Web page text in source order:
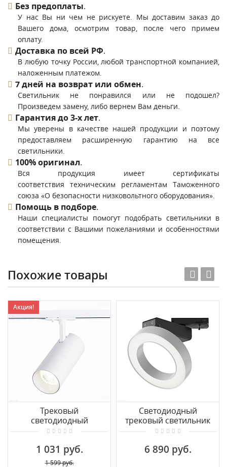
Без предоплаты.
У нас Вы ни чем не рискуете. Мы доставим заказ до
Вашего дома, осмотрим товар, после чего примем
оплату.
Доставка по всей РФ.
В любую точку России, любой транспортной компанией,
наложенным платежом.
7 дней на возврат или обмен.
Светильник не понравился или не подошел?
Произведем замену, либо вернем Вам деньги.
Гарантия до 3-х лет.
Мы уверены в качестве нашей продукции и поэтому
предоставляем расширенную гарантию на все
светильники.
100% оригинал.
Вся продукция имеет сертификаты
соответствия техническим регламентам Таможенного
союза «О безопасности низковольтного оборудования».
Помощь в подборе.
Наши специалисты помогут подобрать светильники в
соответствии с Вашими пожеланиями и особенностями
помещения.
Похожие товары
Акция!
Трековый
светодиодный
светильник для
LUCE MONO
ST350.536.30.24
1 031 руб.
1 599 руб.
Светодиодный
трековый светильник
для 1-фазного
Rim TR044-1-12W4K-W
6 890 руб.